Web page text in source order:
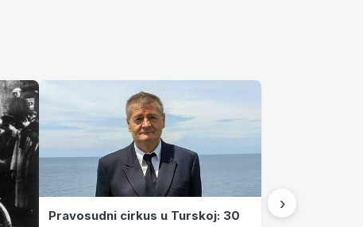
Pravosudni cirkus u Turskoj: 30
›